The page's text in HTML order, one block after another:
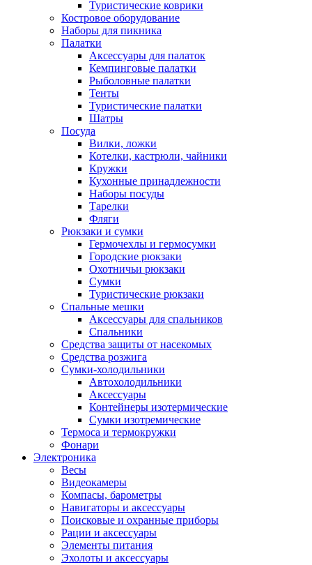
Туристические коврики
Костровое оборудование
Наборы для пикника
Палатки
Аксессуары для палаток
Кемпинговые палатки
Рыболовные палатки
Тенты
Туристические палатки
Шатры
Посуда
Вилки, ложки
Котелки, кастрюли, чайники
Кружки
Кухонные принадлежности
Наборы посуды
Тарелки
Фляги
Рюкзаки и сумки
Гермочехлы и гермосумки
Городские рюкзаки
Охотничьи рюкзаки
Сумки
Туристические рюкзаки
Спальные мешки
Аксессуары для спальников
Спальники
Средства защиты от насекомых
Средства розжига
Сумки-холодильники
Автохолодильники
Аксессуары
Контейнеры изотермические
Сумки изотремические
Термоса и термокружки
Фонари
Электроника
Весы
Видеокамеры
Компасы, барометры
Навигаторы и аксессуары
Поисковые и охранные приборы
Рации и аксессуары
Элементы питания
Эхолоты и аксессуары